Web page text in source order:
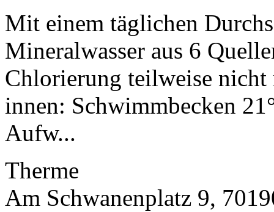
Mit einem täglichen
Mineralwasser aus 6
Chlorierung teilweise nicht
innen: Schwimmbecken
Aufw...
Therme
Am Schwanenplatz 9,